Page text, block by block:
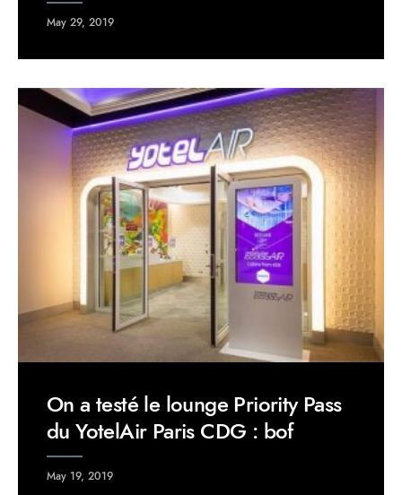
May 29, 2019
On a testé le lounge Priority Pass
du YotelAir Paris CDG : bof
May 19, 2019